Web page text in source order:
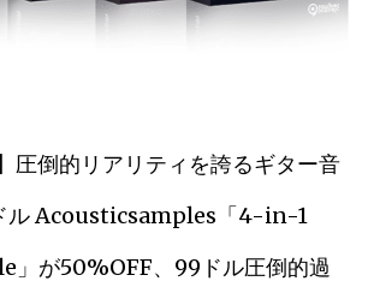
圧倒的リアリティを誇るギター音
ル Acousticsamples「4-in-1
が50%OFF、99ドル圧倒的過